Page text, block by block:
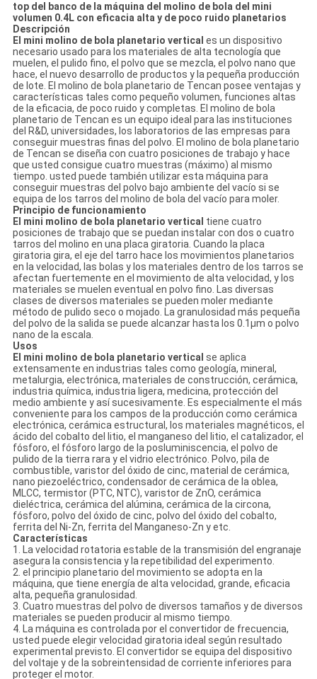
top del banco de la máquina del molino de bola del mini
volumen 0.4L con eficacia alta y de poco ruido planetarios
Descripción
El mini molino de bola planetario vertical es un dispositivo
necesario usado para los materiales de alta tecnología que
muelen, el pulido fino, el polvo que se mezcla, el polvo nano que
hace, el nuevo desarrollo de productos y la pequeña producción
de lote. El molino de bola planetario de Tencan posee ventajas y
características tales como pequeño volumen, funciones altas
de la eficacia, de poco ruido y completas. El molino de bola
planetario de Tencan es un equipo ideal para las instituciones
del R&D, universidades, los laboratorios de las empresas para
conseguir muestras finas del polvo. El molino de bola planetario
de Tencan se diseña con cuatro posiciones de trabajo y hace
que usted consigue cuatro muestras (máximo) al mismo
tiempo. usted puede también utilizar esta máquina para
conseguir muestras del polvo bajo ambiente del vacío si se
equipa de los tarros del molino de bola del vacío para moler.
Principio de funcionamiento
El mini molino de bola planetario vertical tiene cuatro
posiciones de trabajo que se puedan instalar con dos o cuatro
tarros del molino en una placa giratoria. Cuando la placa
giratoria gira, el eje del tarro hace los movimientos planetarios
en la velocidad, las bolas y los materiales dentro de los tarros se
afectan fuertemente en el movimiento de alta velocidad, y los
materiales se muelen eventual en polvo fino. Las diversas
clases de diversos materiales se pueden moler mediante
método de pulido seco o mojado. La granulosidad más pequeña
del polvo de la salida se puede alcanzar hasta los 0.1μm o polvo
nano de la escala.
Usos
El mini molino de bola planetario vertical se aplica
extensamente en industrias tales como geología, mineral,
metalurgia, electrónica, materiales de construcción, cerámica,
industria química, industria ligera, medicina, protección del
medio ambiente y así sucesivamente. Es especialmente el más
conveniente para los campos de la producción como cerámica
electrónica, cerámica estructural, los materiales magnéticos, el
ácido del cobalto del litio, el manganeso del litio, el catalizador, el
fósforo, el fósforo largo de la posluminiscencia, el polvo de
pulido de la tierra rara y el vidrio electrónico. Polvo, pila de
combustible, varistor del óxido de cinc, material de cerámica,
nano piezoeléctrico, condensador de cerámica de la oblea,
MLCC, termistor (PTC, NTC), varistor de ZnO, cerámica
dieléctrica, cerámica del alúmina, cerámica de la circona,
fósforo, polvo del óxido de cinc, polvo del óxido del cobalto,
ferrita del Ni-Zn, ferrita del Manganeso-Zn y etc.
Características
1. La velocidad rotatoria estable de la transmisión del engranaje
asegura la consistencia y la repetibilidad del experimento.
2. el principio planetario del movimiento se adopta en la
máquina, que tiene energía de alta velocidad, grande, eficacia
alta, pequeña granulosidad.
3. Cuatro muestras del polvo de diversos tamaños y de diversos
materiales se pueden producir al mismo tiempo.
4. La máquina es controlada por el convertidor de frecuencia,
usted puede elegir velocidad giratoria ideal según resultado
experimental previsto. El convertidor se equipa del dispositivo
del voltaje y de la sobreintensidad de corriente inferiores para
proteger el motor.